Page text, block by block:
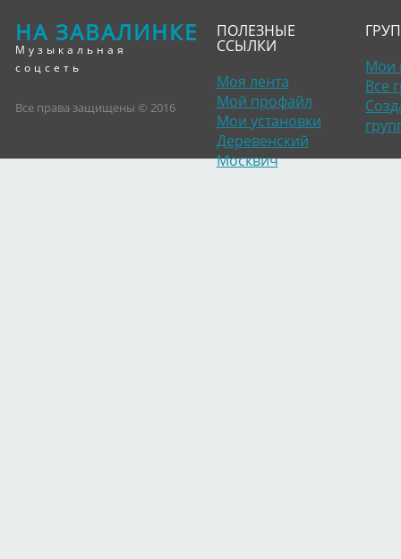
НА ЗАВАЛИНКЕ
Музыкальная
соцсеть
Все права защищены © 2016
ПОЛЕЗНЫЕ
ССЫЛКИ
Моя лента
Мой профайл
Мои установки
Деревенский
Москвич
Мои
Все